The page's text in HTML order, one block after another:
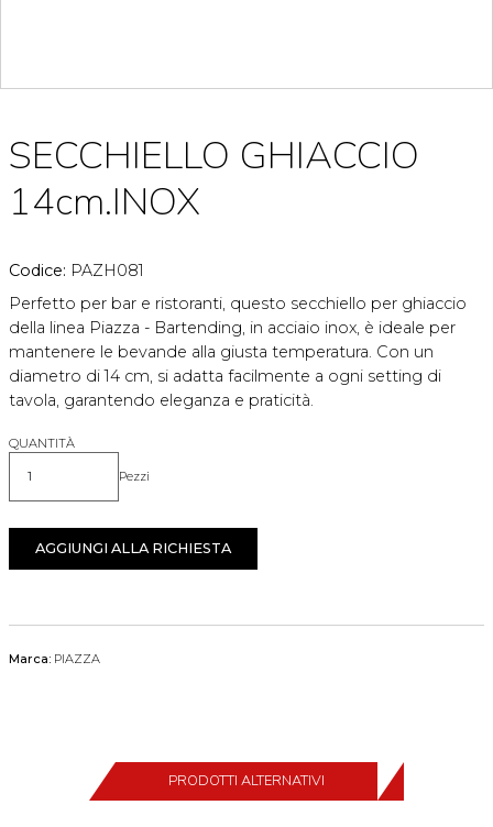
SECCHIELLO GHIACCIO
14cm.INOX
Codice: PAZH081
Perfetto per bar e ristoranti, questo secchiello per ghiaccio
della linea Piazza - Bartending, in acciaio inox, è ideale per
mantenere le bevande alla giusta temperatura. Con un
diametro di 14 cm, si adatta facilmente a ogni setting di
tavola, garantendo eleganza e praticità.
QUANTITÀ
Quantità Pezzi
AGGIUNGI ALLA RICHIESTA
Marca: PIAZZA
PRODOTTI ALTERNATIVI